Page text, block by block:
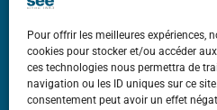
Pour offrir les meilleures expériences,
cookies pour stocker et/ou accéder
ces technologies nous permettra de
navigation ou les ID uniques sur ce
consentement peut avoir un effet